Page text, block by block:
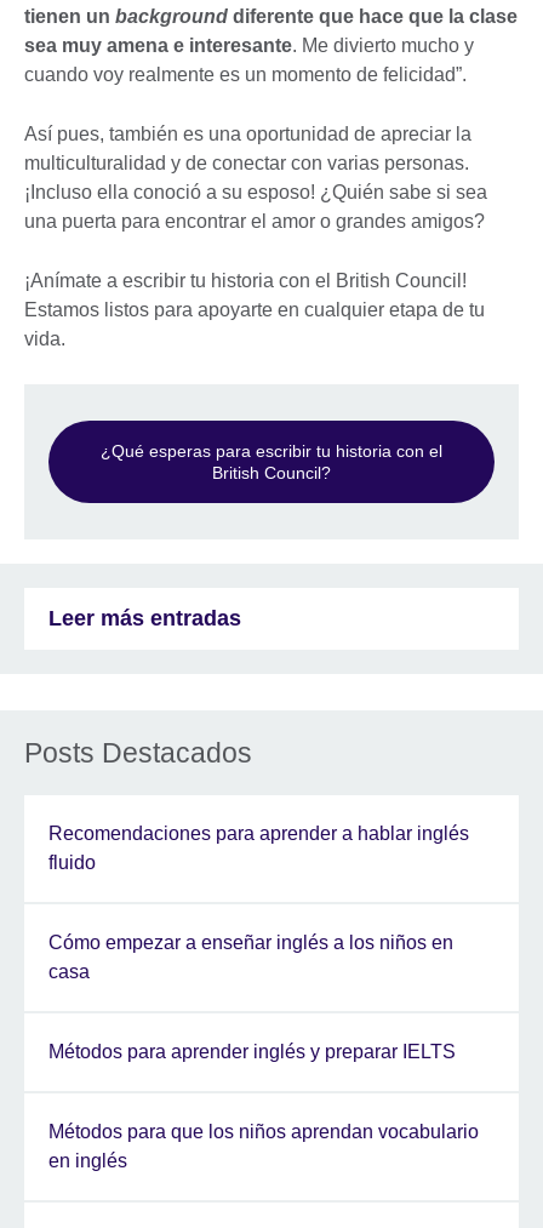
tienen un background diferente que hace que la clase
sea muy amena e interesante. Me divierto mucho y
cuando voy realmente es un momento de felicidad”.
Así pues, también es una oportunidad de apreciar la
multiculturalidad y de conectar con varias personas.
¡Incluso ella conoció a su esposo! ¿Quién sabe si sea
una puerta para encontrar el amor o grandes amigos?
¡Anímate a escribir tu historia con el British Council!
Estamos listos para apoyarte en cualquier etapa de tu
vida.
¿Qué esperas para escribir tu historia con el
British Council?
Leer más entradas
Posts Destacados
Recomendaciones para aprender a hablar inglés
fluido
Cómo empezar a enseñar inglés a los niños en
casa
Métodos para aprender inglés y preparar IELTS
Métodos para que los niños aprendan vocabulario
en inglés